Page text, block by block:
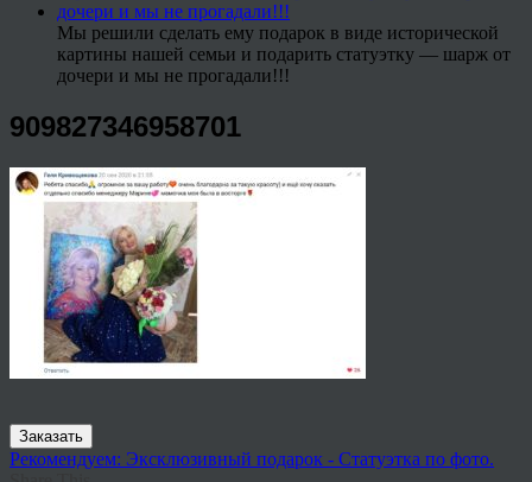
Мы решили сделать ему подарок в виде исторической
картины нашей семьи и подарить статуэтку — шарж от
дочери и мы не прогадали!!!
909827346958701
Заказать
Рекомендуем: Эксклюзивный подарок - Статуэтка по фото.